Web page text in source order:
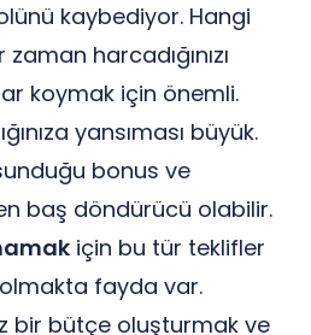
kaybediyor. Hangi
harcadığınızı
koymak için önemli.
yansıması büyük.
bonus ve
baş döndürücü olabilir.
için bu tür teklifler
olmakta fayda var.
bir bütçe oluşturmak ve